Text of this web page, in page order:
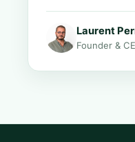
Laurent
Founder &